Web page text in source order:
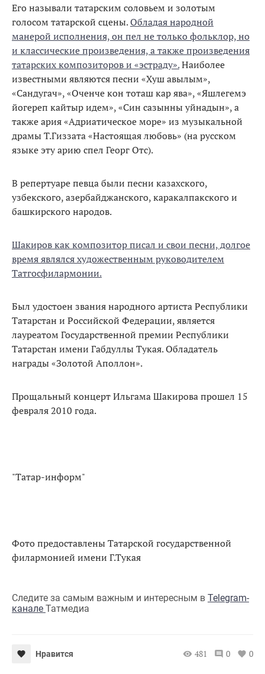
Его называли татарским соловьем и золотым
голосом татарской сцены.Обладая народной
манерой исполнения, он пел не только фольклор, но
и классические произведения, а также произведения
татарских композиторов и «эстраду».Наиболее
известными являются песни «Хуш авылым»,
«Сандугач», «Оченче кон тоташ кар ява», «Яшлегемэ
йогереп кайтыр идем», «Син сазынны уйнадын», а
также ария «Адриатическое море» из музыкальной
драмы Т.Гиззата «Настоящая любовь» (на русском
языке эту арию спел Георг Отс).
В репертуаре певца были песни казахского,
узбекского, азербайджанского, каракалпакского и
башкирского народов.
Шакиров как композитор писал и свои песни, долгое
время являлся художественным руководителем
Татгосфилармонии.
Был удостоен звания народного артиста Республики
Татарстан и Российской Федерации, является
лауреатом Государственной премии Республики
Татарстан имени Габдуллы Тукая. Обладатель
награды «Золотой Аполлон».
Прощальный концерт Ильгама Шакирова прошел 15
февраля 2010 года.
"Татар-информ"
Фото предоставлены Татарской государственной
филармонией имени Г.Тукая
Следите за самым важным и интересным в Telegram-
канале Татмедиа
Нравится 481 0 0